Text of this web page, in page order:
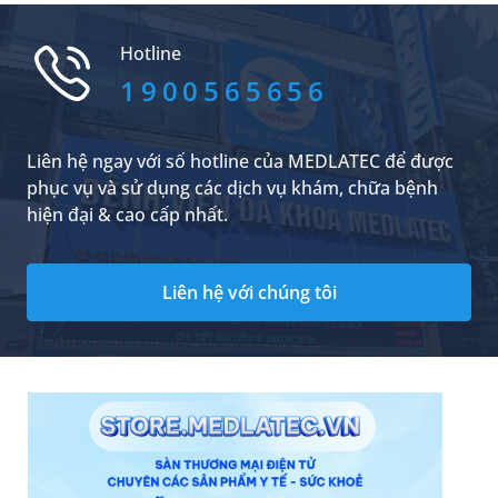
chất này có thể khiến xương suy yếu, đồng thời
mạch. Việc thấu hiểu vitamin k2 có trong thực
phẩm nào sẽ giúp bạn chủ động xây dựng một
thực đơn dinh dưỡng khoa học, bảo vệ toàn
diện hệ xương khớp và sức khỏe tim mạch cho
cả gia đình.
Hotline
1900565656
Liên hệ ngay với số hotline của MEDLATEC để được
phục vụ và sử dụng các dịch vụ khám, chữa bệnh
hiện đại & cao cấp nhất.
Liên hệ với chúng tôi